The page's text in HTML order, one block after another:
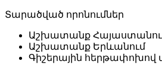
Տարածված որոնումներ
Աշխատանք
Աշխատանք Երևանում
Գիշերային